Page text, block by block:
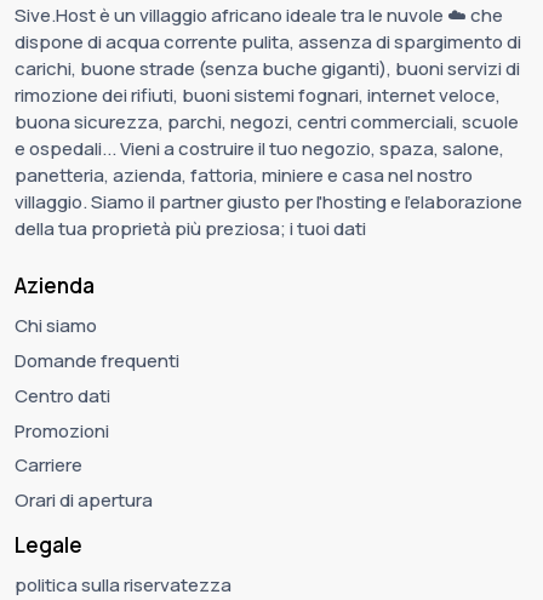
Sive.Host è un villaggio africano ideale tra le nuvole ☁️ che
dispone di acqua corrente pulita, assenza di spargimento di
carichi, buone strade (senza buche giganti), buoni servizi di
rimozione dei rifiuti, buoni sistemi fognari, internet veloce,
buona sicurezza, parchi, negozi, centri commerciali, scuole
e ospedali... Vieni a costruire il tuo negozio, spaza, salone,
panetteria, azienda, fattoria, miniere e casa nel nostro
villaggio. Siamo il partner giusto per l'hosting e l'elaborazione
della tua proprietà più preziosa; i tuoi dati
Azienda
Chi siamo
Domande frequenti
Centro dati
Promozioni
Carriere
Orari di apertura
Legale
politica sulla riservatezza